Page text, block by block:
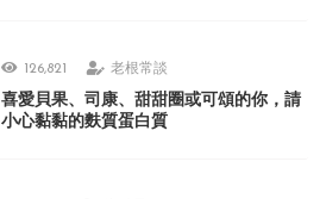
126,821 老根常談
喜愛貝果、司康、甜甜圈或可頌的你，請
小心黏黏的麩質蛋白質